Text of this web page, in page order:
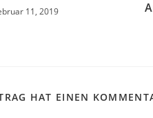
11, 2019
HAT EINEN